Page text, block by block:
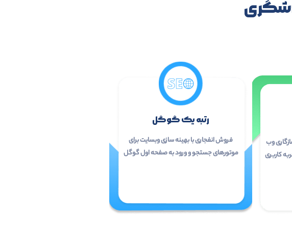
وب
کاربری
رتبه یک گوگل
فروش انفجاری با بهینه سازی وبسایت برای
موتورهای جستجو و ورود به صفحه اول گوگل